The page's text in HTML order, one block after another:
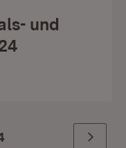
und
Weiter